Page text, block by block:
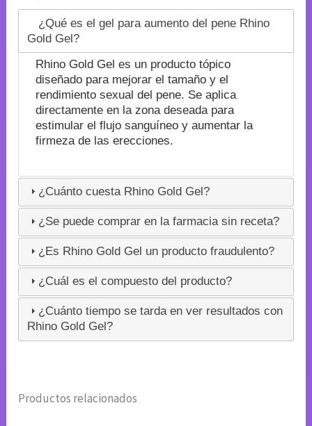
¿Qué es el gel para aumento del pene Rhino
Gold Gel?
Rhino Gold Gel es un producto tópico
diseñado para mejorar el tamaño y el
rendimiento sexual del pene. Se aplica
directamente en la zona deseada para
estimular el flujo sanguíneo y aumentar la
firmeza de las erecciones.
¿Cuánto cuesta Rhino Gold Gel?
¿Se puede comprar en la farmacia sin receta?
¿Es Rhino Gold Gel un producto fraudulento?
¿Cuál es el compuesto del producto?
¿Cuánto tiempo se tarda en ver resultados con
Rhino Gold Gel?
Productos relacionados